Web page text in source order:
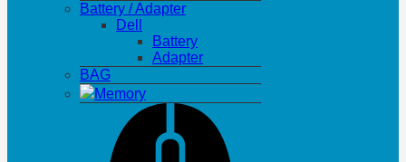
Battery / Adapter
Dell
Battery
Adapter
BAG
Memory